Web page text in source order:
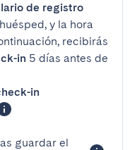
de registro
y la hora
recibirás
in 5 días antes de
in
guardar el